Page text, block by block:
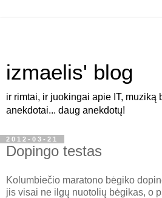
izmaelis' blog
ir rimtai, ir juokingai apie IT, muziką
anekdotai... daug anekdotų!
2012-03-21
Dopingo testas
Kolumbiečio maratono bėgiko
jis visai ne ilgų nuotolių bėgikas, o